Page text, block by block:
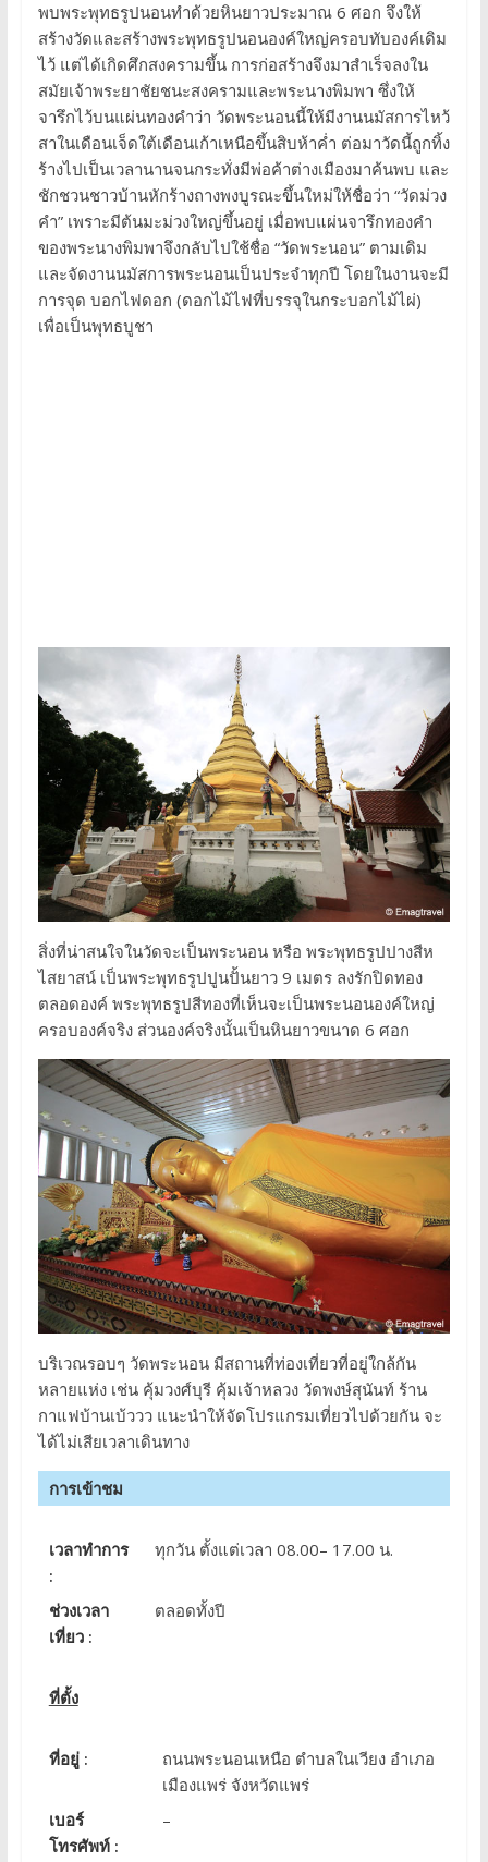
พบพระพุทธรูปนอนทำด้วยหินยาวประมาณ 6 ศอก จึงให้
สร้างวัดและสร้างพระพุทธรูปนอนองค์ใหญ่ครอบทับองค์เดิม
ไว้ แต่ได้เกิดศึกสงครามขึ้น การก่อสร้างจึงมาสำเร็จลงใน
สมัยเจ้าพระยาชัยชนะสงครามและพระนางพิมพา ซึ่งให้
จารึกไว้บนแผ่นทองคำว่า วัดพระนอนนี้ให้มีงานนมัสการไหว้
สาในเดือนเจ็ดใต้เดือนเก้าเหนือขึ้นสิบห้าค่ำ ต่อมาวัดนี้ถูกทิ้ง
ร้างไปเป็นเวลานานจนกระทั่งมีพ่อค้าต่างเมืองมาค้นพบ และ
ชักชวนชาวบ้านหักร้างถางพงบูรณะขึ้นใหม่ให้ชื่อว่า “วัดม่วง
คำ” เพราะมีต้นมะม่วงใหญ่ขึ้นอยู่ เมื่อพบแผ่นจารึกทองคำ
ของพระนางพิมพาจึงกลับไปใช้ชื่อ “วัดพระนอน” ตามเดิม
และจัดงานนมัสการพระนอนเป็นประจำทุกปี โดยในงานจะมี
การจุด บอกไฟดอก (ดอกไม้ไฟที่บรรจุในกระบอกไม้ไผ่)
เพื่อเป็นพุทธบูชา
สิ่งที่น่าสนใจในวัดจะเป็นพระนอน หรือ พระพุทธรูปปางสีห
ไสยาสน์ เป็นพระพุทธรูปปูนปั้นยาว 9 เมตร ลงรักปิดทอง
ตลอดองค์ พระพุทธรูปสีทองที่เห็นจะเป็นพระนอนองค์ใหญ่
ครอบองค์จริง ส่วนองค์จริงนั้นเป็นหินยาวขนาด 6 ศอก
บริเวณรอบๆ วัดพระนอน มีสถานที่ท่องเที่ยวที่อยู่ใกล้กัน
หลายแห่ง เช่น คุ้มวงศ์บุรี คุ้มเจ้าหลวง วัดพงษ์สุนันท์ ร้าน
กาแฟบ้านเบ้ววว แนะนำให้จัดโปรแกรมเที่ยวไปด้วยกัน จะ
ได้ไม่เสียเวลาเดินทาง
การเข้าชม
เวลาทำการ
:
ทุกวัน ตั้งแต่เวลา 08.00– 17.00 น.
ช่วงเวลา
เที่ยว :
ตลอดทั้งปี
ที่ตั้ง
ที่อยู่ :
ถนนพระนอนเหนือ ตำบลในเวียง อำเภอ
เมืองแพร่ จังหวัดแพร่
เบอร์
โทรศัพท์ :
–